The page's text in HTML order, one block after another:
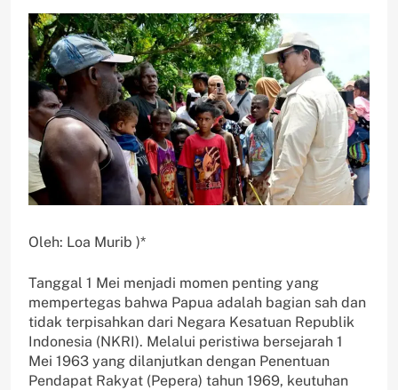
Oleh: Loa Murib )*
Tanggal 1 Mei menjadi momen penting yang
mempertegas bahwa Papua adalah bagian sah dan
tidak terpisahkan dari Negara Kesatuan Republik
Indonesia (NKRI). Melalui peristiwa bersejarah 1
Mei 1963 yang dilanjutkan dengan Penentuan
Pendapat Rakyat (Pepera) tahun 1969, keutuhan